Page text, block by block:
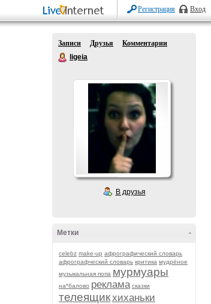
Регистрация Вход
Записи Друзья
Комментарии
ligeia
В друзья
-
Метки
celebz make-up афрографический словарь
афрографческий словарь критика мудрёное
музыкальная попа мурмуары
на*балово реклама сказки
телеящикхиханьки